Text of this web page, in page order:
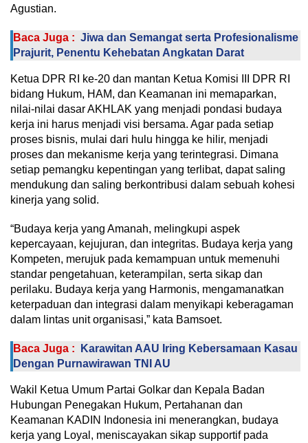
Agustian.
Baca Juga : Jiwa dan Semangat serta Profesionalisme
Prajurit, Penentu Kehebatan Angkatan Darat
Ketua DPR RI ke-20 dan mantan Ketua Komisi III DPR RI
bidang Hukum, HAM, dan Keamanan ini memaparkan,
nilai-nilai dasar AKHLAK yang menjadi pondasi budaya
kerja ini harus menjadi visi bersama. Agar pada setiap
proses bisnis, mulai dari hulu hingga ke hilir, menjadi
proses dan mekanisme kerja yang terintegrasi. Dimana
setiap pemangku kepentingan yang terlibat, dapat saling
mendukung dan saling berkontribusi dalam sebuah kohesi
kinerja yang solid.
“Budaya kerja yang Amanah, melingkupi aspek
kepercayaan, kejujuran, dan integritas. Budaya kerja yang
Kompeten, merujuk pada kemampuan untuk memenuhi
standar pengetahuan, keterampilan, serta sikap dan
perilaku. Budaya kerja yang Harmonis, mengamanatkan
keterpaduan dan integrasi dalam menyikapi keberagaman
dalam lintas unit organisasi,” kata Bamsoet.
Baca Juga :
Karawitan AAU Iring Kebersamaan Kasau
Dengan Purnawirawan TNI AU
Wakil Ketua Umum Partai Golkar dan Kepala Badan
Hubungan Penegakan Hukum, Pertahanan dan
Keamanan KADIN Indonesia ini menerangkan, budaya
kerja yang Loyal, meniscayakan sikap supportif pada